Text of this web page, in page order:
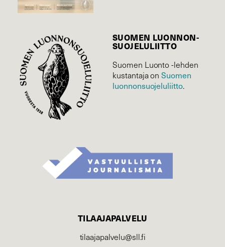
SUOMEN LUONNON­
SUOJELU­LIITTO
Suomen Luonto -lehden
kustantaja onSuomen
luonnonsuojelu­liitto.
TILAAJAPALVELU
tilaajapalvelu@sll.fi